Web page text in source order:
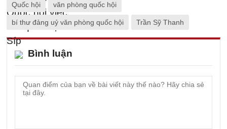
Quốc hội văn phòng quốc hội
bí thư đảng uỷ văn phòng quốc hội Trần Sỹ Thanh
Bình luận